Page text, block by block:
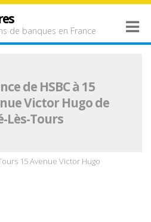
de banques en France
de HSBC à 15
Victor Hugo de
Lès-Tours
15 Avenue Victor Hugo